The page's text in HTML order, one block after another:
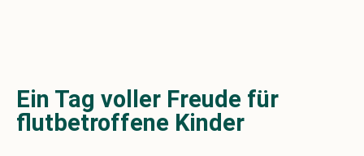
Ein Tag voller Freude für
flutbetroffene Kinder